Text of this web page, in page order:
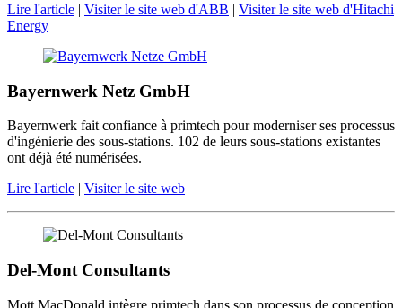
Lire l'article | Visiter le site web d'ABB | Visiter le site web d'Hitachi
Energy
Bayernwerk Netz GmbH
Bayernwerk fait confiance à primtech pour moderniser ses processus
d'ingénierie des sous-stations. 102 de leurs sous-stations existantes
ont déjà été numérisées.
Lire l'article | Visiter le site web
Del-Mont Consultants
Mott MacDonald intègre primtech dans son processus de conception